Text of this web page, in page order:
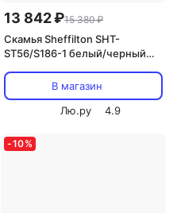
13 842 ₽15 380 ₽
Скамья Sheffilton SHT-
ST56/S186-1 белый/черный
В магазин
Лю.ру
4.9
-10%